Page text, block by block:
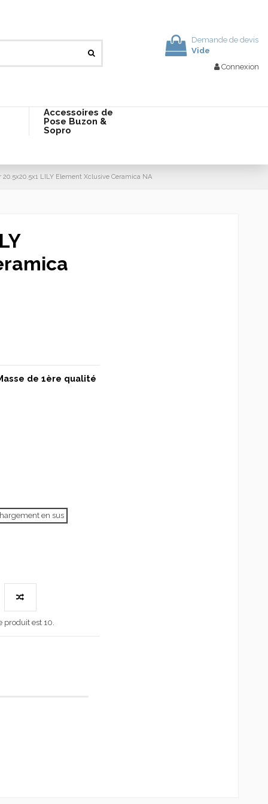
Demande de devis
Vide
Connexion
Accessoires de
Pose Buzon &
Sopro
20.5x20.5x1 LILY Element Xclusive Ceramica NA
de 1ère qualité
en sus
est 10.